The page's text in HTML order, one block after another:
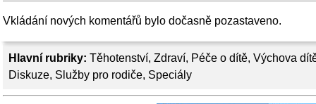
Hlavní rubriky: Těhotenství, Zdraví, Péče o dítě, Výchova
Diskuze, Služby pro rodiče, Speciály
Vkládání nových komentářů bylo dočasně pozastaveno.